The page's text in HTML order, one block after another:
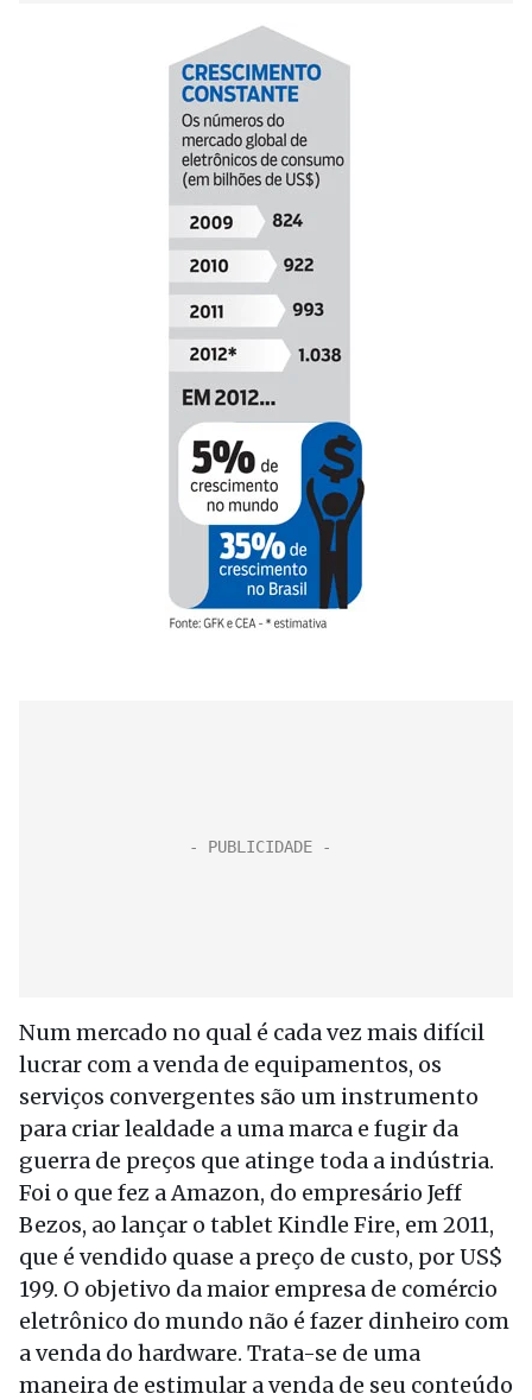
Num mercado no qual é cada vez mais difícil
lucrar com a venda de equipamentos, os
serviços convergentes são um instrumento
para criar lealdade a uma marca e fugir da
guerra de preços que atinge toda a indústria.
Foi o que fez a Amazon, do empresário Jeff
Bezos, ao lançar o tablet Kindle Fire, em 2011,
que é vendido quase a preço de custo, por US$
199. O objetivo da maior empresa de comércio
eletrônico do mundo não é fazer dinheiro com
a venda do hardware. Trata-se de uma
maneira de estimular a venda de seu conteúdo